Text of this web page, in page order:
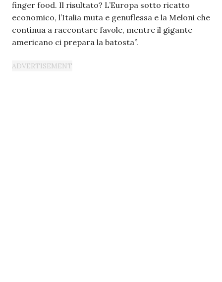
finger food. Il risultato? L’Europa sotto ricatto
economico, l’Italia muta e genuflessa e la Meloni che
continua a raccontare favole, mentre il gigante
americano ci prepara la batosta”.